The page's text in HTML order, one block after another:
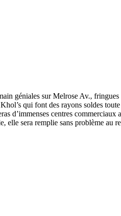
géniales sur Melrose Av.,
qui font des rayons soldes
d’immenses centres commerciaux
elle sera remplie sans problème au